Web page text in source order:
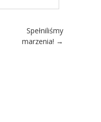
Spełniliśmy
marzenia! →